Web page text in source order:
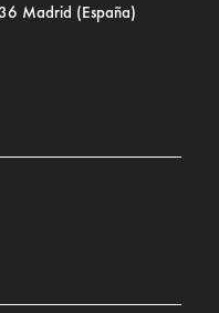
Madrid (España)